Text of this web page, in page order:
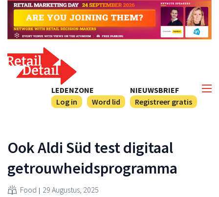
NIEUWSBRIEF
Registreer gratis
LEDENZONE
Log in
Word lid
Ook Aldi Süd test digitaal
getrouwheidsprogramma
Food 29 Augustus, 2025